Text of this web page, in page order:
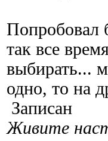
Попробовал
так все
выбирать...
одно, то на
Записан
Живите